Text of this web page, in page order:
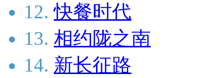
12. 快餐时代
13. 相约陇之南
14. 新长征路